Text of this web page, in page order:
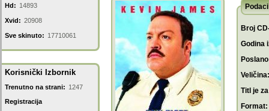
Hd: 14893
Xvid: 20908
Sve skinuto: 17710061
Korisnički Izbornik
Trenutno na strani: 1247
Registracija
Broj
Godina
Veličina:
Titl je
Format: